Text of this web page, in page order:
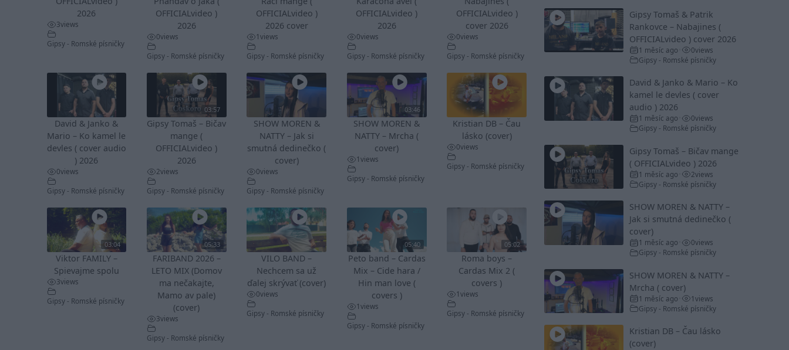
2026
3views
Gipsy - Romské písničky
OFFICIALvideo )
2026
0views
Gipsy - Romské písničky
OFFICIALvideo )
2026 cover
1views
Gipsy - Romské písničky
OFFICIALvideo )
2026
0views
Gipsy - Romské písničky
OFFICIALvideo )
cover 2026
0views
Gipsy - Romské písničky
David & Janko &
Mario – Ko kamel le
devles ( cover audio
) 2026
0views
Gipsy - Romské písničky
03:57
Gipsy Tomaš – Bičav
mange (
OFFICIALvideo )
2026
2views
Gipsy - Romské písničky
SHOW MOREN &
NATTY – Jak si
smutná dedinečko (
cover)
0views
Gipsy - Romské písničky
03:46
SHOW MOREN &
NATTY – Mrcha (
cover)
1views
Gipsy - Romské písničky
Kristian DB – Čau
lásko (cover)
0views
Gipsy - Romské písničky
03:04
Viktor FAMILY –
Spievajme spolu
3views
Gipsy - Romské písničky
05:33
FARIBAND 2026 –
LETO MIX (Domov
ma nečakajte,
Mamo av pale)
(cover)
3views
Gipsy - Romské písničky
VILO BAND –
Nechcem sa už
ďalej skrývať (cover)
0views
Gipsy - Romské písničky
05:40
Peto band – Cardas
Mix – Cide hara /
Hin man love (
covers )
1views
Gipsy - Romské písničky
05:02
Roma boys –
Cardas Mix 2 (
covers )
1views
Gipsy - Romské písničky
Gipsy Tomaš & Patrik
Rankovce – Nabajines (
OFFICIALvideo ) cover 2026
1 měsíc ago 0views
Gipsy - Romské písničky
David & Janko & Mario – Ko
kamel le devles ( cover
audio ) 2026
1 měsíc ago 0views
Gipsy - Romské písničky
Gipsy Tomaš – Bičav mange
( OFFICIALvideo ) 2026
1 měsíc ago 2views
Gipsy - Romské písničky
SHOW MOREN & NATTY –
Jak si smutná dedinečko (
cover)
1 měsíc ago 0views
Gipsy - Romské písničky
SHOW MOREN & NATTY –
Mrcha ( cover)
1 měsíc ago 1views
Gipsy - Romské písničky
Kristian DB – Čau lásko
(cover)